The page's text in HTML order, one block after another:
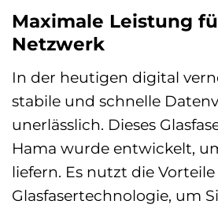
Maximale Leistung
Netzwerk
In der heutigen digital
stabile und schnelle
unerlässlich. Dieses
Hama wurde entwickelt,
liefern. Es nutzt die
Glasfasertechnologie, um